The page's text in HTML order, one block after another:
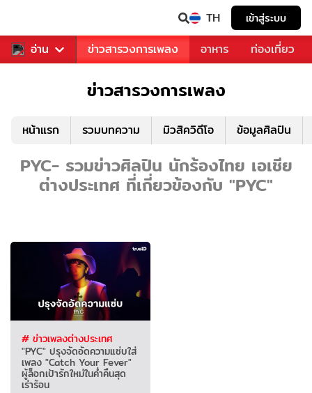
TH เข้าสู่ระบบ
อ่าน
ข่าวบันเทิง ข่าวสารวงการเพลง อาหาร ท่องเที่ยว
ข่าวสารวงการเพลง
หน้าแรก รวมบทความ มิวสิควิดีโอ ข้อมูลศิลปิน
PYC- รวมข่าวศิลปิน นักร้องไทย เอเชีย
ต่างประเทศ ที่เกี่ยวข้องกับ "PYC"
# ข่าวเพลงต่างประเทศ
"PYC" ปรุงจัดอัดความแซ่บใส่
เพลง "Catch Your Fever"
ผู้ล็อกเป้ารักใหม่ในค่ำคืนสุด
เร่าร้อน